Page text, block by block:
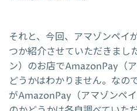
それと、今回、アマゾンペイ
つか紹介させていただきま
ン）のお店でAmazonPay（
どうかはわかりません。な
がAmazonPay（アマゾンペ